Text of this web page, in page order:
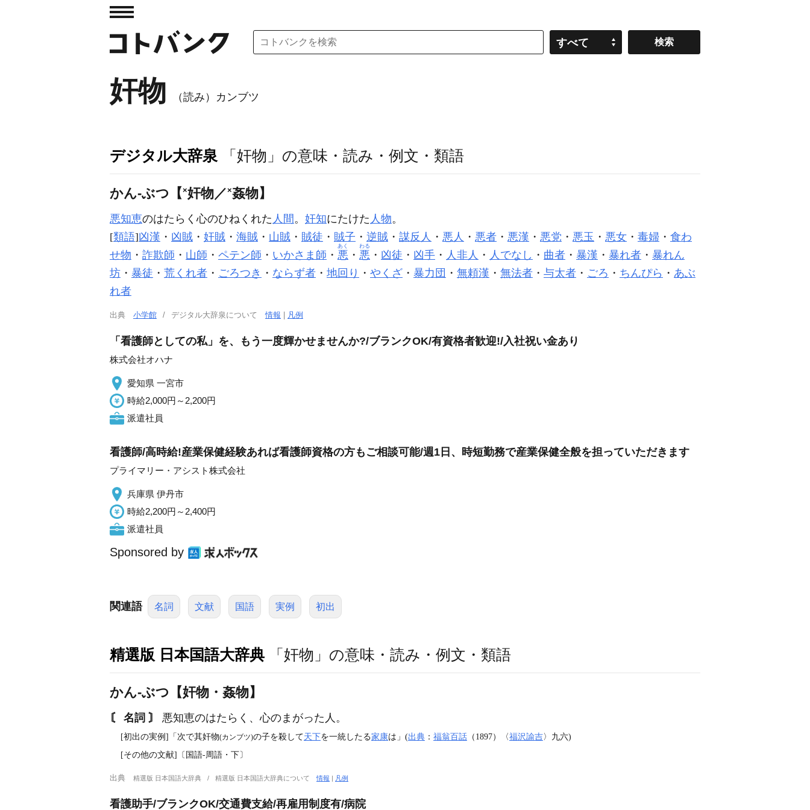
すべて
奸物 （読み）カンブツ
デジタル大辞泉 「奸物」の意味・読み・例文・類語
かん‐ぶつ【 ×奸物／×姦物】
悪知恵のはたらく心のひねくれた 人間。 奸知にたけた 人物。
[類語]凶漢 ・ 凶賊 ・ 奸賊 ・ 海賊 ・ 山賊 ・ 賊徒 ・ 賊子 ・ 逆賊 ・ 謀反人 ・ 悪人 ・ 悪者 ・ 悪漢 ・ 悪党 ・ 悪玉 ・ 悪女 ・ 毒婦 ・ 食わ
せ物 ・ 詐欺師 ・ 山師 ・ ペテン師 ・ いかさま師 ・ 悪
あく
・ 悪
わる
・ 凶徒 ・ 凶手 ・ 人非人 ・ 人でなし ・ 曲者 ・ 暴漢 ・ 暴れ者 ・ 暴れん
坊 ・ 暴徒 ・ 荒くれ者 ・ ごろつき ・ ならず者 ・ 地回り ・ やくざ ・ 暴力団 ・ 無頼漢 ・ 無法者 ・ 与太者 ・ ごろ ・ ちんぴら ・ あぶ
れ者
出典 小学館 デジタル大辞泉について情報 凡例
「看護師としての私」を、もう一度輝かせませんか?/ブランクOK/有資格者歓迎!/入社祝い金あり
株式会社オハナ
愛知県 一宮市
時給2,000円～2,200円
派遣社員
看護師/高時給!産業保健経験あれば看護師資格の方もご相談可能/週1日、時短勤務で産業保健全般を担っていただきます
プライマリー・アシスト株式会社
兵庫県 伊丹市
時給2,200円～2,400円
派遣社員
Sponsored by
関連語 名詞 文献 国語 実例 初出
精選版 日本国語大辞典 「奸物」の意味・読み・例文・類語
かん‐ぶつ【奸物・姦物】
〘 名詞 〙 悪知恵のはたらく、心のまがった人。
[初出の実例]「次で其奸物(カンブツ)の子を殺して天下を一統したる家康は」(出典 ： 福翁百話 （1897）〈福沢諭吉〉九六)
[その他の文献]〔国語‐周語・下〕
出典 精選版 日本国語大辞典 精選版 日本国語大辞典について情報 | 凡例
看護助手/ブランクOK/交通費支給/再雇用制度有/病院